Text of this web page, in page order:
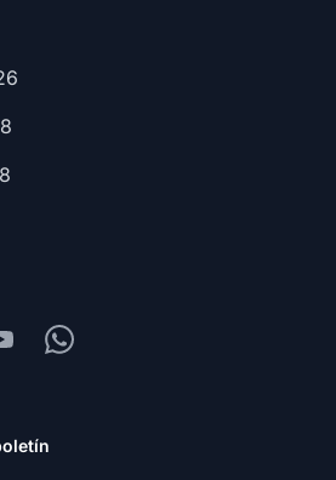
Whatsapp